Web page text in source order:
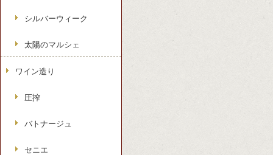
シルバーウィーク
太陽のマルシェ
ワイン造り
圧搾
バトナージュ
セニエ